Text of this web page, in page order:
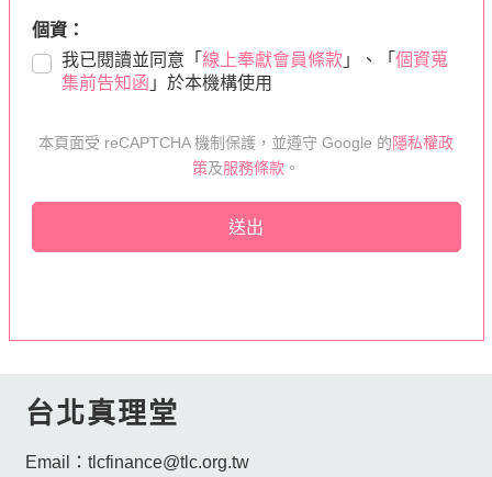
個資：
我已閱讀並同意「線上奉獻會員條款 」、「個資蒐
集前告知函 」於本機構使用
本頁面受 reCAPTCHA 機制保護，並遵守 Google 的隱私權政
策及服務條款 。
送出
台北真理堂
Email： tlcfinance@tlc.org.tw